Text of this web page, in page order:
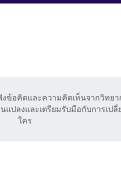
ข้อคิดและความคิดเห็นจากวิทยา
แปลงและเตรียมรับมือกับการเป
ใคร